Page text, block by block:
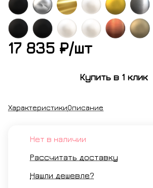
хром золотобелый
матовый
золотооружейная
черныйбелый белыймедь
17 835 ₽/шт
Купить в 1 клик
ХарактеристикиОписание
Нет в наличии
Рассчитать доставку
Нашли дешевле?